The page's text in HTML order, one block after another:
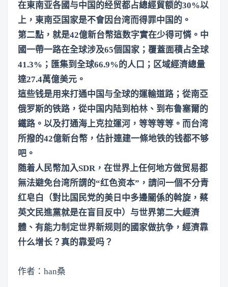
在東南亚各國与中国的经贸都占總經貿额的30%以
上，東南亞国家是不會因台湾而得罪中国的。
第二點，就是42億新台幣這数字實在少得可憐。中
國一帶一路在全球涉及65個国家；覆蓋面積占全球
41.3%；匯集到全球66.9%的人口；区域經濟總量
達27.4萬億美元。
這些钱是用来打通中国与全球的運輸道路；從南亞
俄罗斯的铁路，從中国内陆到柏林、到布鲁塞爾的
鐵路。以及打通海上克拉運河，等等等等。而台湾
所撥的42億新台幣，估計連建一條地铁的钱都不够
吧。
随着人民幣加入SDR，在世界上任何地方做贸易都
無法避免台湾所謂的“红色资本”，請问一個不分青
红皂白（對比国民党的美日中多邊關係的斡旋，蔡
英文民進黨就是在盲目反中）与世界第二大經濟
體、有能力制定世界新规则的國家做抗争，經濟靠
什么增长？真的靠爱吗？
作者：han桑